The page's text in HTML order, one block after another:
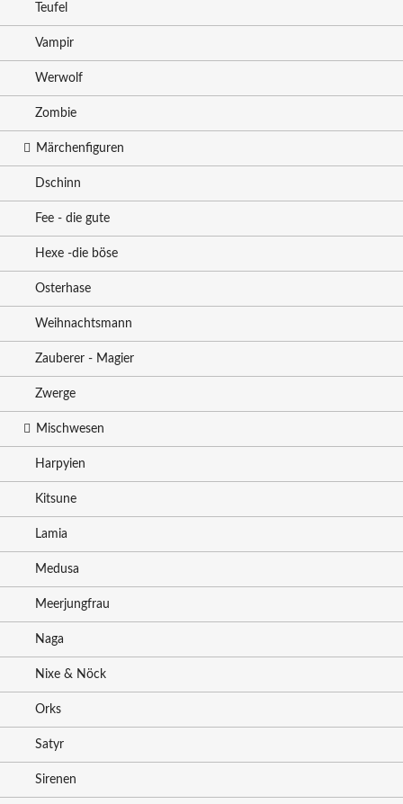
Teufel
Vampir
Werwolf
Zombie
Märchenfiguren
Dschinn
Fee - die gute
Hexe -die böse
Osterhase
Weihnachtsmann
Zauberer - Magier
Zwerge
Mischwesen
Harpyien
Kitsune
Lamia
Medusa
Meerjungfrau
Naga
Nixe & Nöck
Orks
Satyr
Sirenen